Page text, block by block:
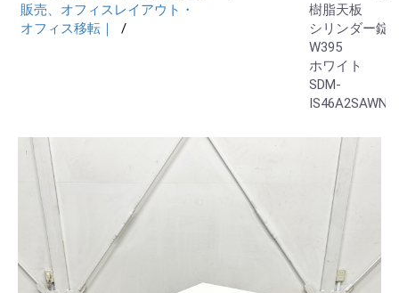
販売、オフィスレイアウト・
オフィス移転｜
樹脂天板
シリンダー錠
W395
ホワイト
SDM-
IS46A2SAWN